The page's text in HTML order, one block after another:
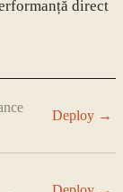
direct
Deploy →